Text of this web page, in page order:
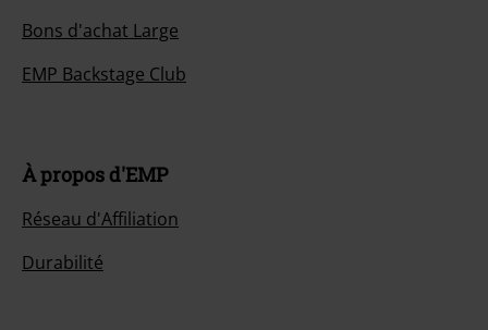
Bons d'achat Large
EMP Backstage Club
À propos d'EMP
Réseau d'Affiliation
Durabilité